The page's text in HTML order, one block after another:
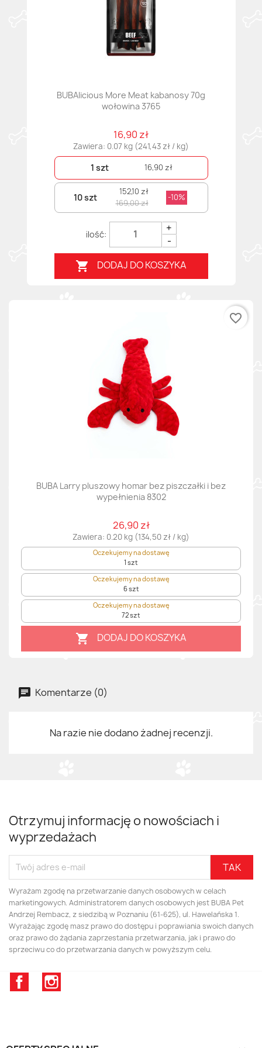
BUBAlicious More Meat kabanosy 70g
wołowina 3765
16,90 zł
Zawiera: 0.07 kg (241,43 zł / kg)
1 szt 16,90 zł
10 szt
152,10 zł
169,00 zł
-10%
+
-
 DODAJ DO KOSZYKA
BUBA Larry pluszowy homar bez piszczałki i bez
wypełnienia 8302
26,90 zł
Zawiera: 0.20 kg (134,50 zł / kg)
Oczekujemy na dostawę
1 szt
Oczekujemy na dostawę
6 szt
Oczekujemy na dostawę
72 szt
 DODAJ DO KOSZYKA
favorite_border
Komentarze (0)
Na razie nie dodano żadnej recenzji.
Otrzymuj informację o nowościach i
wyprzedażach
Wyrażam zgodę na przetwarzanie danych osobowych w celach
marketingowych. Administratorem danych osobowych jest BUBA Pet
Andrzej Rembacz, z siedzibą w Poznaniu (61-625), ul. Hawelańska 1.
Wyrażając zgodę masz prawo do dostępu i poprawiania swoich danych
oraz prawo do żądania zaprzestania przetwarzania, jak i prawo do
sprzeciwu co do przetwarzania danych w powyższym celu.
Facebook